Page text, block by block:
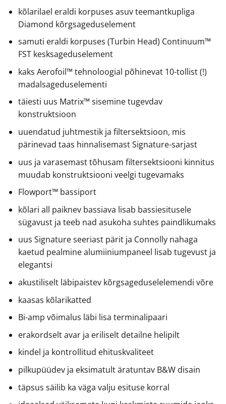
kõlarilael eraldi korpuses asuv teemantkupliga
Diamond kõrgsageduselement
samuti eraldi korpuses (Turbin Head) Continuum™
FST kesksageduselement
kaks Aerofoil™ tehnoloogial põhinevat 10-tollist (!)
madalsageduselementi
täiesti uus Matrix™ sisemine tugevdav
konstruktsioon
uuendatud juhtmestik ja filtersektsioon, mis
pärinevad taas hinnalisemast Signature-sarjast
uus ja varasemast tõhusam filtersektsiooni kinnitus
muudab konstruktsiooni veelgi tugevamaks
Flowport™ bassiport
kõlari all paiknev bassiava lisab bassiesitusele
sügavust ja teeb nad asukoha suhtes paindlikumaks
uus Signature seeriast pärit ja Connolly nahaga
kaetud pealmine alumiiniumpaneel lisab tugevust ja
elegantsi
akustiliselt läbipaistev kõrgsageduselelemendi võre
kaasas kõlarikatted
Bi-amp võimalus läbi lisa terminalipaari
erakordselt avar ja eriliselt detailne helipilt
kindel ja kontrollitud ehituskvaliteet
pilkupüüdev ja eksimatult äratuntav B&W disain
täpsus säilib ka väga valju esituse korral